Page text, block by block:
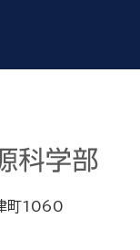
町1060